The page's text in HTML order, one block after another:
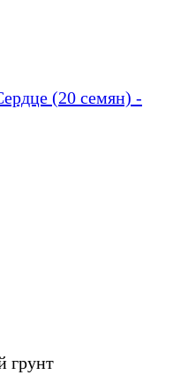
(20 семян) -
грунт